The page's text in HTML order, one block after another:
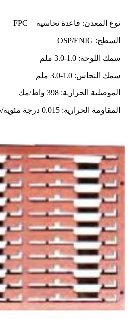
نوع المعدن: قاعدة نحاسية + FPC
السطح: OSP/ENIG
سمك اللوحة: 1.0-3.0 ملم
سمك النحاس: 1.0-3.0 ملم
الموصلية الحرارية: 398 واط/مك
المقاومة الحرارية: 0.015 درجة مئوية/ث